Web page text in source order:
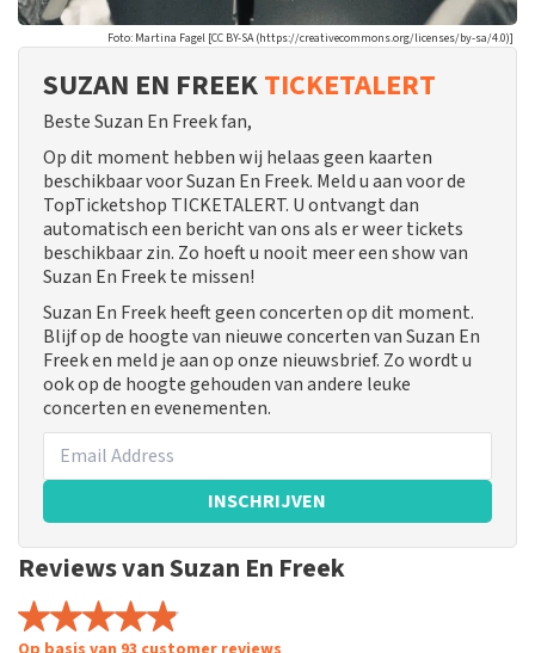
Foto: Martina Fagel [CC BY-SA (https://creativecommons.org/licenses/by-sa/4.0)]
SUZAN EN FREEKTICKETALERT
Beste Suzan En Freek fan,
Op dit moment hebben wij helaas geen kaarten
beschikbaar voor Suzan En Freek. Meld u aan voor de
TopTicketshop TICKETALERT. U ontvangt dan
automatisch een bericht van ons als er weer tickets
beschikbaar zin. Zo hoeft u nooit meer een show van
Suzan En Freek te missen!
Suzan En Freek heeft geen concerten op dit moment.
Blijf op de hoogte van nieuwe concerten van Suzan En
Freek en meld je aan op onze nieuwsbrief. Zo wordt u
ook op de hoogte gehouden van andere leuke
concerten en evenementen.
INSCHRIJVEN
Reviews van Suzan En Freek